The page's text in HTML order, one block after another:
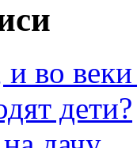
во веки
дети?